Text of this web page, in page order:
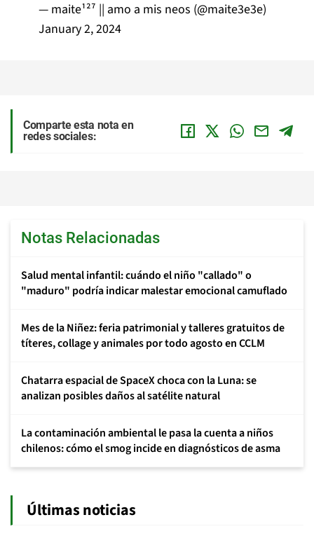
— maite¹²⁷ || amo a mis neos (@maite3e3e)
January 2, 2024
Comparte esta nota en
redes sociales:
Notas Relacionadas
Salud mental infantil: cuándo el niño "callado" o
"maduro" podría indicar malestar emocional camuflado
Mes de la Niñez: feria patrimonial y talleres gratuitos de
títeres, collage y animales por todo agosto en CCLM
Chatarra espacial de SpaceX choca con la Luna: se
analizan posibles daños al satélite natural
La contaminación ambiental le pasa la cuenta a niños
chilenos: cómo el smog incide en diagnósticos de asma
Últimas noticias